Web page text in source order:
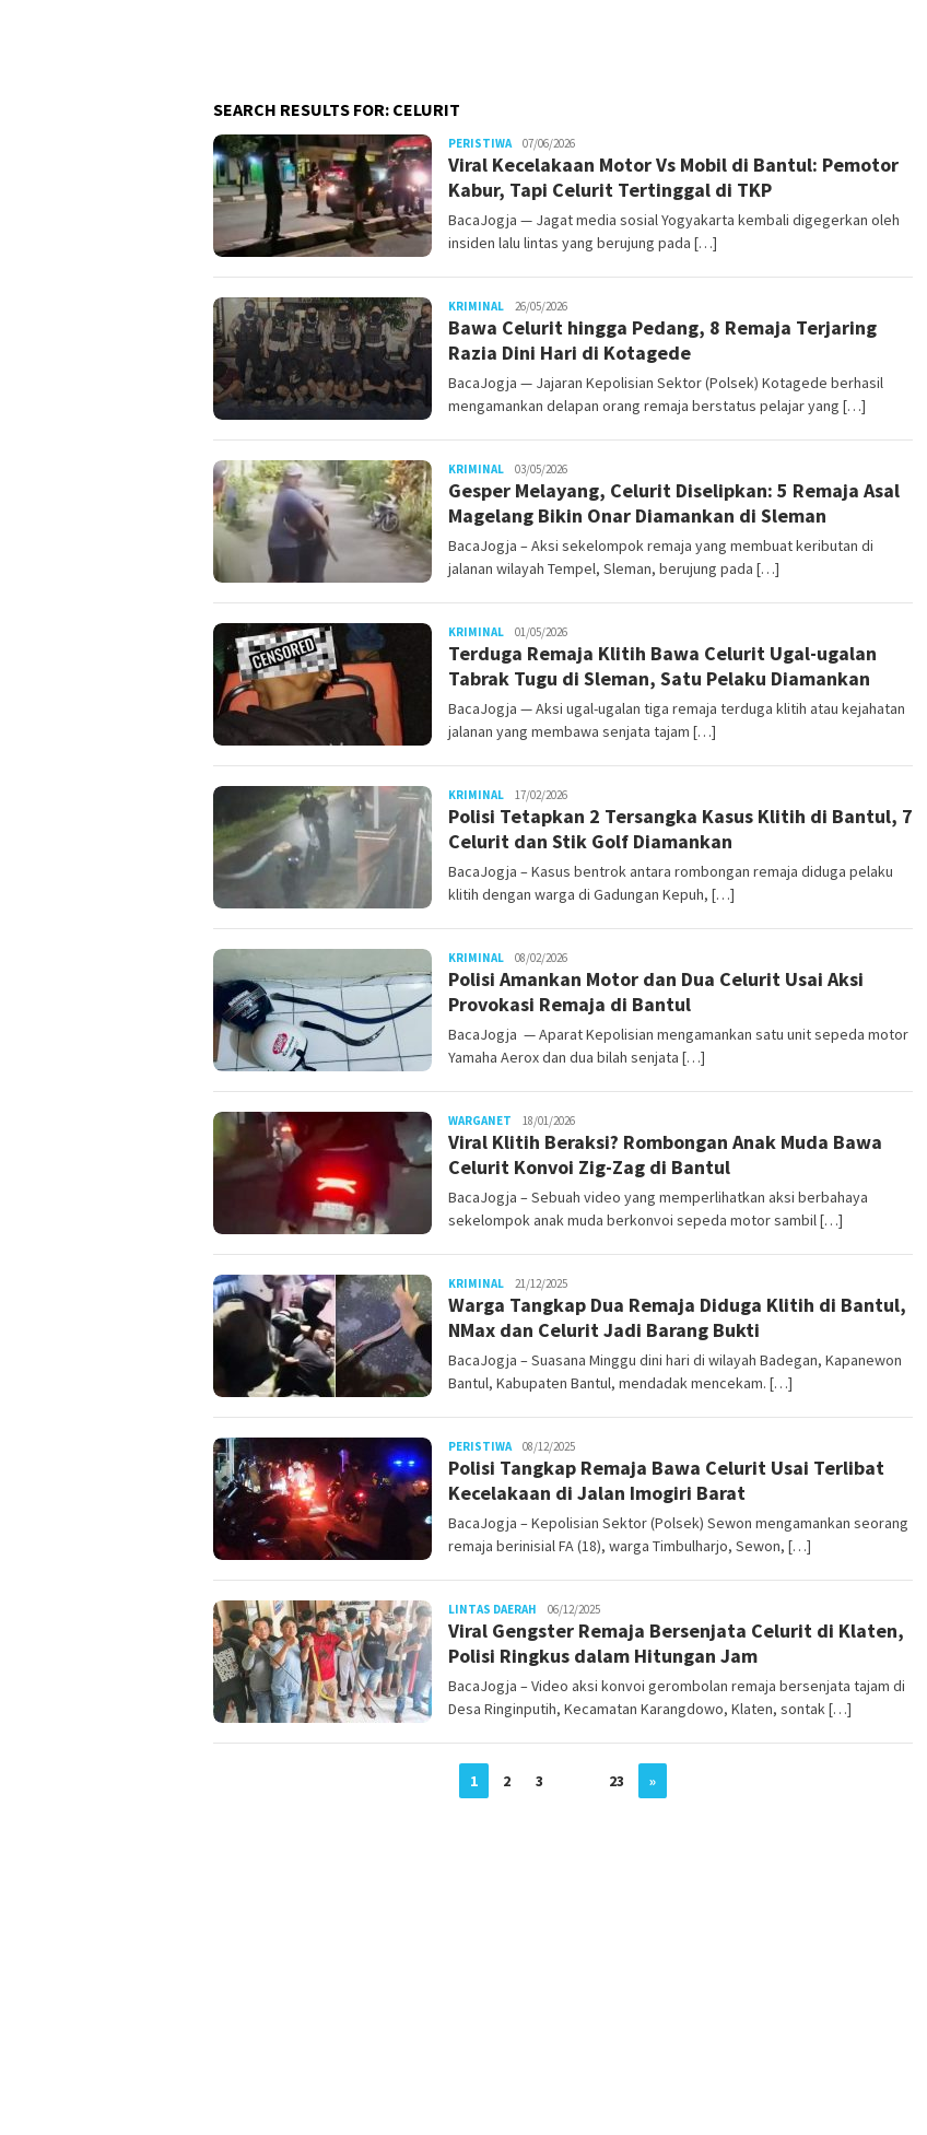
SEARCH RESULTS FOR: CELURIT
PERISTIWAJuno07/06/2026
Viral Kecelakaan Motor Vs Mobil di Bantul: Pemotor
Kabur, Tapi Celurit Tertinggal di TKP
BacaJogja — Jagat media sosial Yogyakarta kembali digegerkan oleh
insiden lalu lintas yang berujung pada […]
KRIMINALJuno26/05/2026
Bawa Celurit hingga Pedang, 8 Remaja Terjaring
Razia Dini Hari di Kotagede
BacaJogja — Jajaran Kepolisian Sektor (Polsek) Kotagede berhasil
mengamankan delapan orang remaja berstatus pelajar yang […]
KRIMINALJuno03/05/2026
Gesper Melayang, Celurit Diselipkan: 5 Remaja Asal
Magelang Bikin Onar Diamankan di Sleman
BacaJogja – Aksi sekelompok remaja yang membuat keributan di
jalanan wilayah Tempel, Sleman, berujung pada […]
KRIMINALJuno01/05/2026
Terduga Remaja Klitih Bawa Celurit Ugal-ugalan
Tabrak Tugu di Sleman, Satu Pelaku Diamankan
BacaJogja — Aksi ugal-ugalan tiga remaja terduga klitih atau kejahatan
jalanan yang membawa senjata tajam […]
KRIMINALJuno17/02/2026
Polisi Tetapkan 2 Tersangka Kasus Klitih di Bantul, 7
Celurit dan Stik Golf Diamankan
BacaJogja – Kasus bentrok antara rombongan remaja diduga pelaku
klitih dengan warga di Gadungan Kepuh, […]
KRIMINALJuno08/02/2026
Polisi Amankan Motor dan Dua Celurit Usai Aksi
Provokasi Remaja di Bantul
BacaJogja — Aparat Kepolisian mengamankan satu unit sepeda motor
Yamaha Aerox dan dua bilah senjata […]
WARGANET Juno
18/01/2026
Viral Klitih Beraksi? Rombongan Anak Muda Bawa
Celurit Konvoi Zig-Zag di Bantul
BacaJogja – Sebuah video yang memperlihatkan aksi berbahaya
sekelompok anak muda berkonvoi sepeda motor sambil […]
KRIMINALJuno21/12/2025
Warga Tangkap Dua Remaja Diduga Klitih di Bantul,
NMax dan Celurit Jadi Barang Bukti
BacaJogja – Suasana Minggu dini hari di wilayah Badegan, Kapanewon
Bantul, Kabupaten Bantul, mendadak mencekam. […]
PERISTIWAJuno08/12/2025
Polisi Tangkap Remaja Bawa Celurit Usai Terlibat
Kecelakaan di Jalan Imogiri Barat
BacaJogja – Kepolisian Sektor (Polsek) Sewon mengamankan seorang
remaja berinisial FA (18), warga Timbulharjo, Sewon, […]
LINTAS DAERAH Juno
06/12/2025
Viral Gengster Remaja Bersenjata Celurit di Klaten,
Polisi Ringkus dalam Hitungan Jam
BacaJogja – Video aksi konvoi gerombolan remaja bersenjata tajam di
Desa Ringinputih, Kecamatan Karangdowo, Klaten, sontak […]
1 2 3 23 »